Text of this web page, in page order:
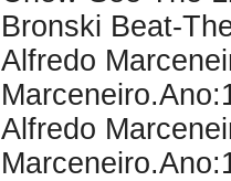
Bronski Beat-
Alfredo
Alfredo